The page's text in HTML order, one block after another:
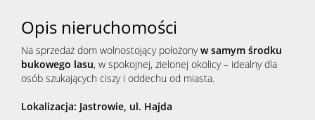
Opis nieruchomości
Na sprzedaż dom wolnostojący położonyw samym środku
bukowego lasu, w spokojnej, zielonej okolicy – idealny dla
osób szukających ciszy i oddechu od miasta.
Lokalizacja: Jastrowie, ul. Hajda